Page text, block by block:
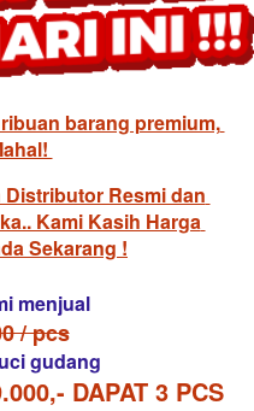
barang premium,
Resmi dan
Kami Kasih Harga
Sekarang !
menjual
/ pcs
gudang
DAPAT 3 PCS